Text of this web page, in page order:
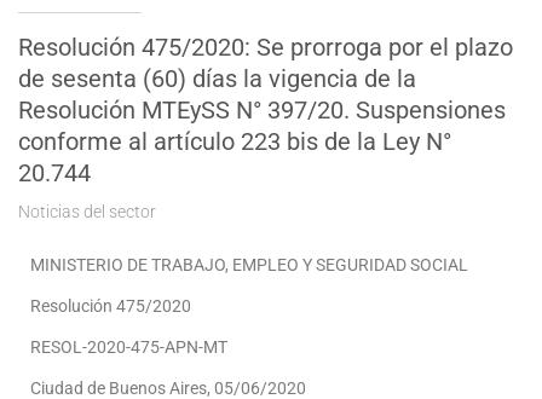
Resolución 475/2020: Se prorroga por el plazo
de sesenta (60) días la vigencia de la
Resolución MTEySS N° 397/20. Suspensiones
conforme al artículo 223 bis de la Ley N°
20.744
Noticias del sector
MINISTERIO DE TRABAJO, EMPLEO Y SEGURIDAD SOCIAL
Resolución 475/2020
RESOL-2020-475-APN-MT
Ciudad de Buenos Aires, 05/06/2020